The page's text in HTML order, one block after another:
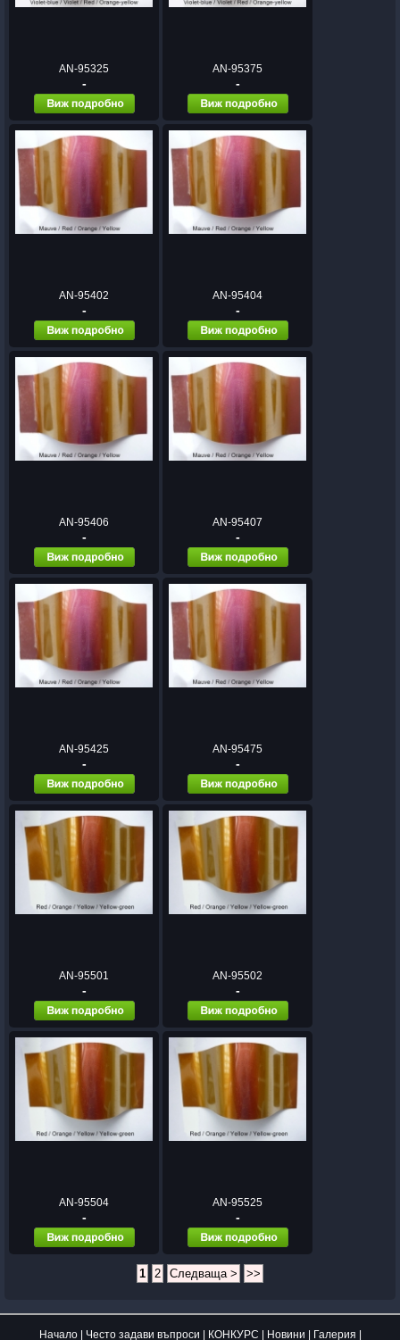
AN-95325
-
AN-95375
-
AN-95402
-
AN-95404
-
AN-95406
-
AN-95407
-
AN-95425
-
AN-95475
-
AN-95501
-
AN-95502
-
AN-95504
-
AN-95525
-
1 2 Следваща > >>
Начало| Често задави въпроси КОНКУРС Новини Галерия